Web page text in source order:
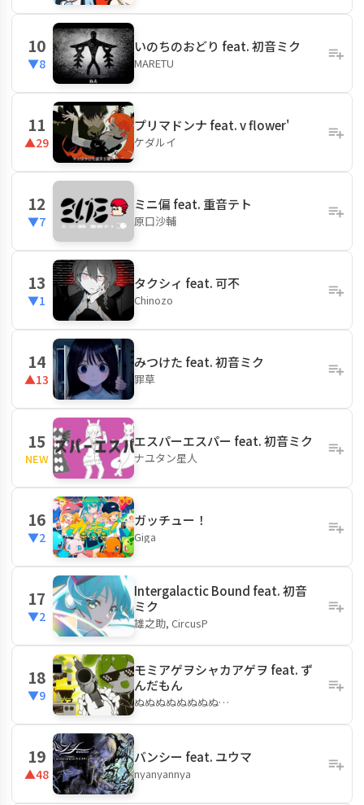
10
▼8
いのちのおどり feat. 初音ミク
MARETU
11
▲29
プリマドンナ feat. v flower'
ケダルイ
12
▼7
ミニ偏 feat. 重音テト
原口沙輔
13
▼1
タクシィ feat. 可不
Chinozo
14
▲13
みつけた feat. 初音ミク
罪草
15
NEW
エスパーエスパー feat. 初音ミク
ナユタン星人
16
▼2
ガッチュー！
Giga
17
▼2
Intergalactic Bound feat. 初音
ミク
雄之助, CircusP
18
▼9
モミアゲヲシャカアゲヲ feat. ず
んだもん
ぬぬぬぬぬぬぬぬ…
19
▲48
バンシー feat. ユウマ
nyanyannya